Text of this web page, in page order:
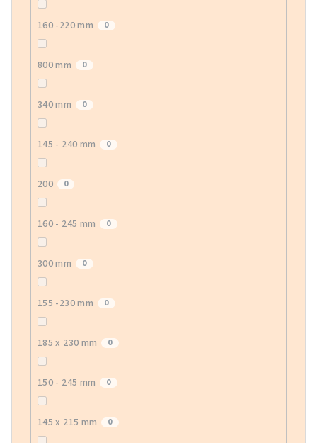
160 -220 mm 0
800 mm 0
340 mm 0
145 - 240 mm 0
200 0
160 - 245 mm 0
300 mm 0
155 -230 mm 0
185 x 230 mm 0
150 - 245 mm 0
145 x 215 mm 0